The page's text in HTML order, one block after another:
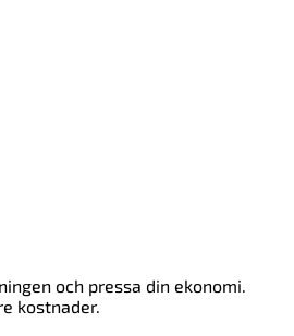
och pressa din ekonomi.
kostnader.